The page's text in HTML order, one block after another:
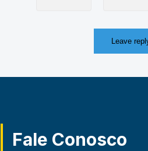
Fale Conosco